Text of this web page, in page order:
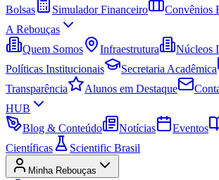
Bolsas
Simulador Financeiro
Convênios
A Rebouças
Quem Somos
Infraestrutura
Núcleos
Políticas Institucionais
Secretaria Acadêmica
Transparência
Alunos em Destaque
HUB
Blog & Conteúdo
Notícias Eventos
Científicas
Scientific Brasil
Minha Rebouças